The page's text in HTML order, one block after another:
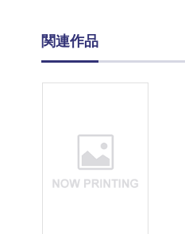
関連作品